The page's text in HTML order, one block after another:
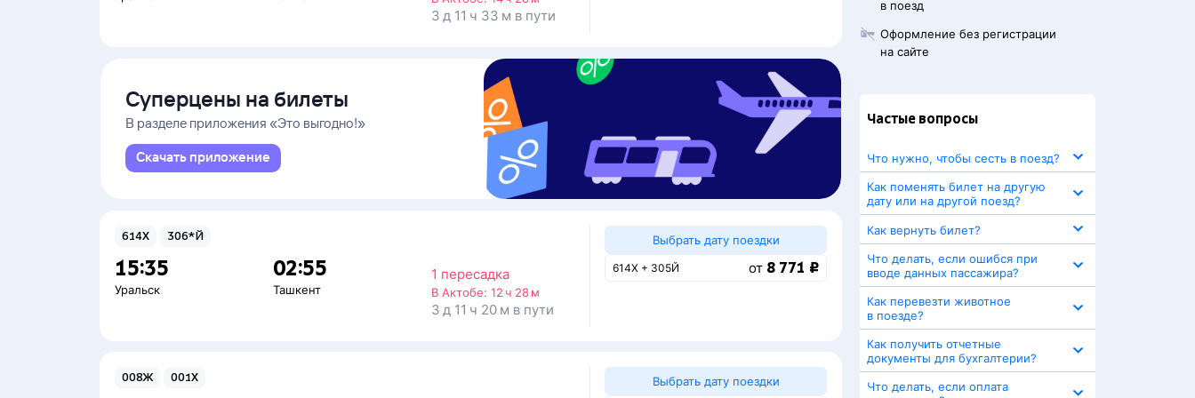
3 д 11 ч 33 м в пути
Суперцены на билеты
В разделе приложения «Это выгодно!»
Скачать приложение
614Х 306*Й
15:35
Уральск
02:55
Ташкент
1 пересадка
В Актобе: 12 ч 28 м
3 д 11 ч 20 м в пути
Выбрать дату поездки
614Х + 305Й от 8 771 ₽
008Ж 001Х Выбрать дату поездки
в поезд
Оформление без регистрации
на сайте
Частые вопросы
Что нужно, чтобы сесть в поезд?
Как поменять билет на другую
дату или на другой поезд?
Как вернуть билет?
Что делать, если ошибся при
вводе данных пассажира?
Как перевезти животное
в поезде?
Как получить отчетные
документы для бухгалтерии?
Что делать, если оплата